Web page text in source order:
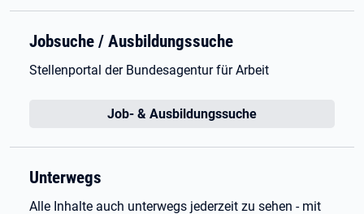
Jobsuche / Ausbildungssuche
Stellenportal der Bundesagentur für Arbeit
Job- & Ausbildungssuche
Unterwegs
Alle Inhalte auch unterwegs jederzeit zu sehen - mit